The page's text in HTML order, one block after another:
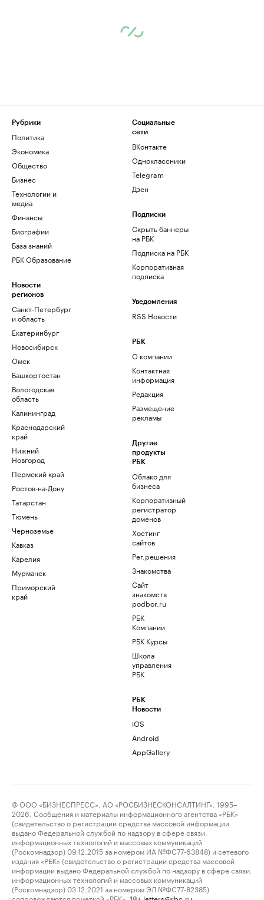
Рубрики
Политика
Экономика
Общество
Бизнес
Технологии и
медиа
Финансы
Биографии
База знаний
РБК Образование
Новости
регионов
Санкт-Петербург
и область
Екатеринбург
Новосибирск
Омск
Башкортостан
Вологодская
область
Калининград
Краснодарский
край
Нижний
Новгород
Пермский край
Ростов-на-Дону
Татарстан
Тюмень
Черноземье
Кавказ
Карелия
Мурманск
Приморский
край
Социальные
сети
ВКонтакте
Одноклассники
Telegram
Дзен
Подписки
Скрыть баннеры
на РБК
Подписка на РБК
Корпоративная
подписка
Уведомления
RSS Новости
РБК
О компании
Контактная
информация
Редакция
Размещение
рекламы
Другие
продукты
РБК
Облако для
бизнеса
Корпоративный
регистратор
доменов
Хостинг
сайтов
Рег.решения
Знакомства
Сайт
знакомств
podbor.ru
РБК
Компании
РБК Курсы
Школа
управления
РБК
РБК
Новости
iOS
Android
AppGallery
© ООО «БИЗНЕСПРЕСС», АО «РОСБИЗНЕСКОНСАЛТИНГ», 1995–
2026. Сообщения и материалы информационного агентства «РБК»
(свидетельство о регистрации средства массовой информации
выдано Федеральной службой по надзору в сфере связи,
информационных технологий и массовых коммуникаций
(Роскомнадзор) 09.12.2015 за номером ИА №ФС77-63848) и сетевого
издания «РБК» (свидетельство о регистрации средства массовой
информации выдано Федеральной службой по надзору в сфере связи,
информационных технологий и массовых коммуникаций
(Роскомнадзор) 03.12.2021 за номером ЭЛ №ФС77-82385)